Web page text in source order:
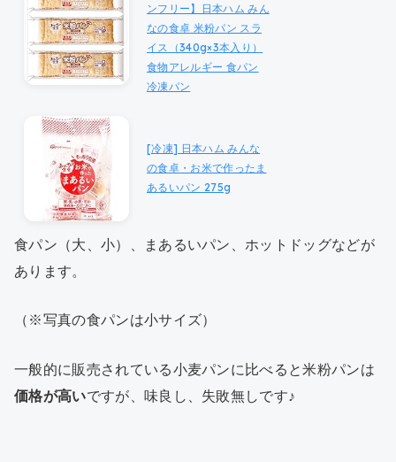
ンフリー】日本ハム みん
なの食卓 米粉パン スラ
イス（340g×3本入り）
食物アレルギー 食パン
冷凍パン
[冷凍] 日本ハム みんな
の食卓・お米で作ったま
あるいパン 275g
食パン（大、小）、まあるいパン、ホットドッグなどが
あります。
（※写真の食パンは小サイズ）
一般的に販売されている小麦パンに比べると米粉パンは
価格が高いですが、味良し、失敗無しです♪